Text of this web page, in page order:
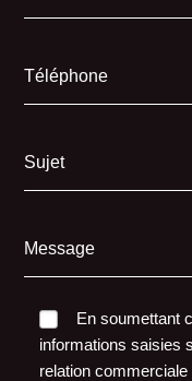
Téléphone
Sujet
Message
En soumettant
informations saisies
relation commerciale